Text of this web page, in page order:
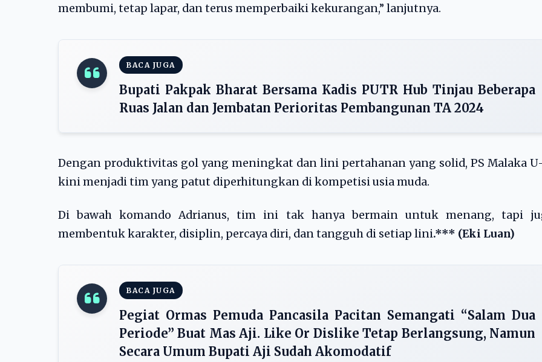
membumi, tetap lapar, dan terus memperbaiki kekurangan,” lanjutnya.
BACA JUGA
Bupati Pakpak Bharat Bersama Kadis PUTR Hub Tinjau Beberapa
Ruas Jalan dan Jembatan Perioritas Pembangunan TA 2024
Dengan produktivitas gol yang meningkat dan lini pertahanan yang solid, PS Malaka
kini menjadi tim yang patut diperhitungkan di kompetisi usia muda.
Di bawah komando Adrianus, tim ini tak hanya bermain untuk menang, tapi
membentuk karakter, disiplin, percaya diri, dan tangguh di setiap lini.*** (Eki Luan)
BACA JUGA
Pegiat Ormas Pemuda Pancasila Pacitan Semangati “Salam Dua
Periode” Buat Mas Aji. Like Or Dislike Tetap Berlangsung, Namun
Secara Umum Bupati Aji Sudah Akomodatif